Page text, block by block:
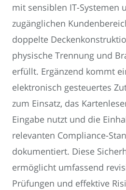
mit sensiblen IT-Systemen
zugänglichen
doppelte
physische Trennung und
erfüllt. Ergänzend kommt
elektronisch gesteuertes
zum Einsatz, das
Eingabe nutzt und die
relevanten Compliance-
dokumentiert. Diese
ermöglicht umfassend
Prüfungen und effektive